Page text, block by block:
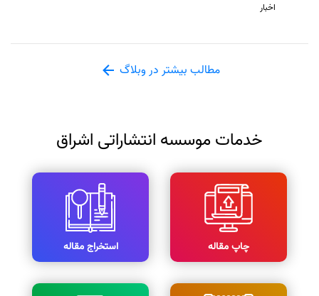
اخبار
مطالب بیشتر در وبلاگ
خدمات موسسه انتشاراتی اشراق
چاپ مقاله استخراج مقاله